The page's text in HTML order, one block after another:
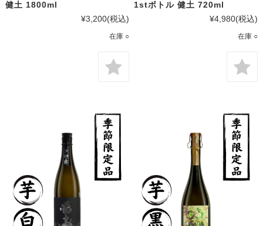
健土 1800ml
¥3,200(税込)
在庫 ○
1stボトル 健土 720ml
¥4,980(税込)
在庫 ○